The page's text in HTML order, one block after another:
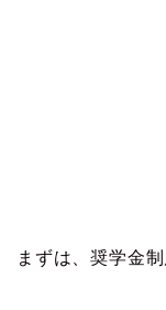
まずは、奨学金